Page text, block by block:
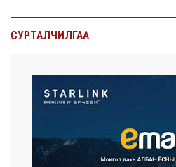
СУРТАЛЧИЛГАА